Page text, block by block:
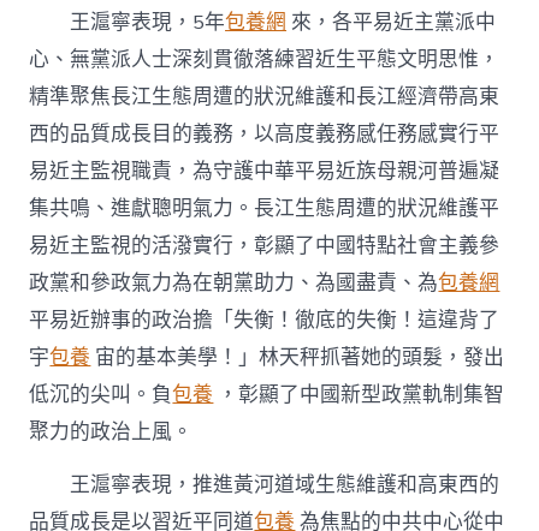
長
平
易
近
主
監
視
任
務
啟
動
會
台
包
養
網
心
誇
大
深
王滬寧表現，5年包養網 來，各平易近主黨派中
心、無黨派人士深刻貫徹落練習近生平態文明思惟，
精準聚焦長江生態周遭的狀況維護和長江經濟帶高東
西的品質成長目的義務，以高度義務感任務感實行平
易近主監視職責，為守護中華平易近族母親河普遍凝
集共鳴、進獻聰明氣力。長江生態周遭的狀況維護平
易近主監視的活潑實行，彰顯了中國特點社會主義參
政黨和參政氣力為在朝黨助力、為國盡責、為包養網
平易近辦事的政治擔「失衡！徹底的失衡！這違背了
宇包養 宙的基本美學！」林天秤抓著她的頭髮，發出
低沉的尖叫。負包養 ，彰顯了中國新型政黨軌制集智
聚力的政治上風。
王滬寧表現，推進黃河道域生態維護和高東西的
品質成長是以習近平同道包養 為焦點的中共中心從中